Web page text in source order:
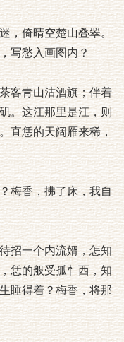
，倚晴空楚山叠翠。
写愁入画图内？
客青山沽酒旗；伴着
。这江那里是江，则
直恁的天阔雁来稀，
梅香，拂了床，我自
招一个内流婿，怎知
恁的般受孤忄西，知
睡得着？梅香，将那